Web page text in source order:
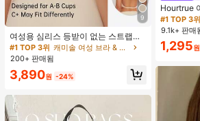
9
여성용 심리스 등받이 없는 스트랩리
스 브라 - 경량 통기성 얇은 컵, 조절
가능한 컨버터블 스트랩, 가벼운 지지
력 (A/B컵에 적합) - 결혼식, 정장 드레
스, 캐미솔, 여름 의류, 신부 란제리에
적합
#1 TOP 3위
캐미솔 여성 브라 & 브랄렛
200+ 판매됨
3,890원 -24%
Hourtrue
가슴 페탈,
인용, 웨딩
#1 TOP 3위
9.1k+ 판매
1,295원